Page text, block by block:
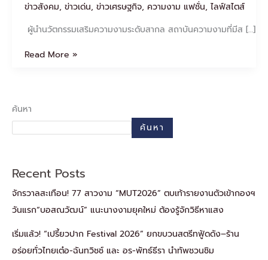
ข่าวสังคม, ข่าวเด่น, ข่าวเศรษฐกิจ, ความงาม แฟชั่น, ไลฟ์สไตส์
ผู้นำนวัตกรรมเสริมความงามระดับสากล สถาบันความงามที่มีส […]
Read More »
ค้นหา
ค้นหา
Recent Posts
จักรวาลสะเทือน! 77 สาวงาม “MUT2026” ตบเท้ารายงานตัวเข้ากองฯ
วันแรก“บอสณวัฒน์” แนะนางงามยุคใหม่ ต้องรู้จักวิธีหาแสง
เริ่มแล้ว! “เปรี้ยวปาก Festival 2026” ยกขบวนสตรีทฟู้ดดัง–ร้าน
อร่อยทั่วไทยเต๋อ-ฉันทวิชช์ และ อร-พัทธ์ธีรา นำทัพชวนชิม